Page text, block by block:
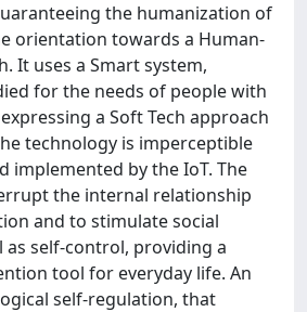
the humanization of
orientation towards a Human-
It uses a Smart system,
for the needs of people with
a Soft Tech approach
technology is imperceptible
implemented by the IoT. The
the internal relationship
and to stimulate social
self-control, providing a
tool for everyday life. An
self-regulation, that